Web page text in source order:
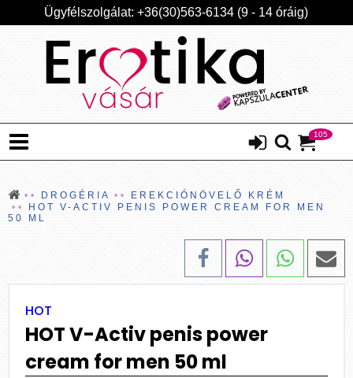
Ügyfélszolgálat: +36(30)563-6134 (9 - 14 óráig)
105
DROGÉRIA
EREKCIÓNÖVELŐ KRÉM
HOT V-ACTIV PENIS POWER CREAM FOR MEN
50 ML
HOT
HOT V-Activ penis power
cream for men 50 ml